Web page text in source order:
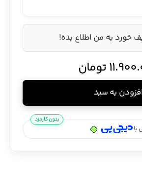
خورد به من اطلاع بده!
تومان
افزودن به سبد
/
بدون کارمزد